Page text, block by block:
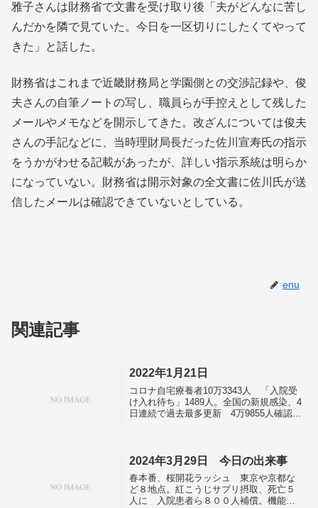
雅子さんは財務省で文書を受け取り後「夫がどんなに苦し
んだかを隣で見ていた。今日を一区切りにしたくてやって
きた」と話した。
財務省はこれまで近畿財務局と学園側との交渉記録や、俊
夫さんの自筆ノートの写し、職員らが手控えとして残した
メールやメモなどを開示してきた。改ざんについては俊夫
さんの手記などに、当時理財局長だった佐川宣寿氏の指示
をうかがわせる記載があったが、詳しい指示系統は明らか
になっていない。財務省は開示対象の全文書に佐川氏が送
信したメールは確認できていないとしている。
enu
関連記事
2022年1月21日
コロナ自宅療養者10万3343人 「入院受
け入れ待ち」1489人。全国の新規感染、4
日連続で過去最多更新 4万9855人確認。
条なし。トンガ・津波 57歳、27時間泳
ぎ生還 島たどり。
2024年3月29日 今日の出来事
春本番、桜開花ラッシュ 東京や京都な
ど８地点。紅こうじサプリ摂取、死亡５
人に 入院患者ら８００人補償。機能性